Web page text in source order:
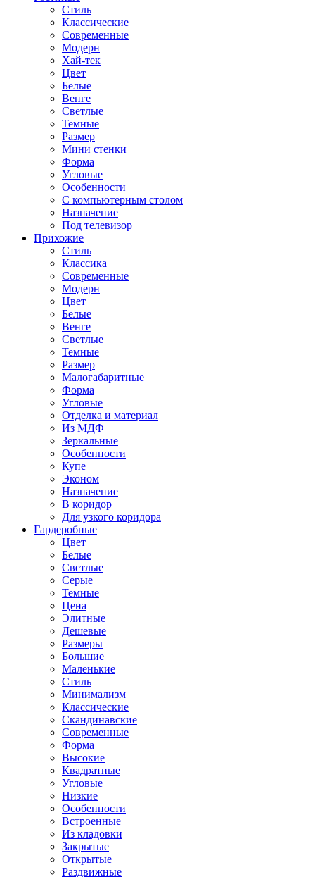
Стиль
Классические
Современные
Модерн
Хай-тек
Цвет
Белые
Венге
Светлые
Темные
Размер
Мини стенки
Форма
Угловые
Особенности
С компьютерным столом
Назначение
Под телевизор
Прихожие
Стиль
Классика
Современные
Модерн
Цвет
Белые
Венге
Светлые
Темные
Размер
Малогабаритные
Форма
Угловые
Отделка и материал
Из МДФ
Зеркальные
Особенности
Купе
Эконом
Назначение
В коридор
Для узкого коридора
Гардеробные
Цвет
Белые
Светлые
Серые
Темные
Цена
Элитные
Дешевые
Размеры
Большие
Маленькие
Стиль
Минимализм
Классические
Скандинавские
Современные
Форма
Высокие
Квадратные
Угловые
Низкие
Особенности
Встроенные
Из кладовки
Закрытые
Открытые
Раздвижные